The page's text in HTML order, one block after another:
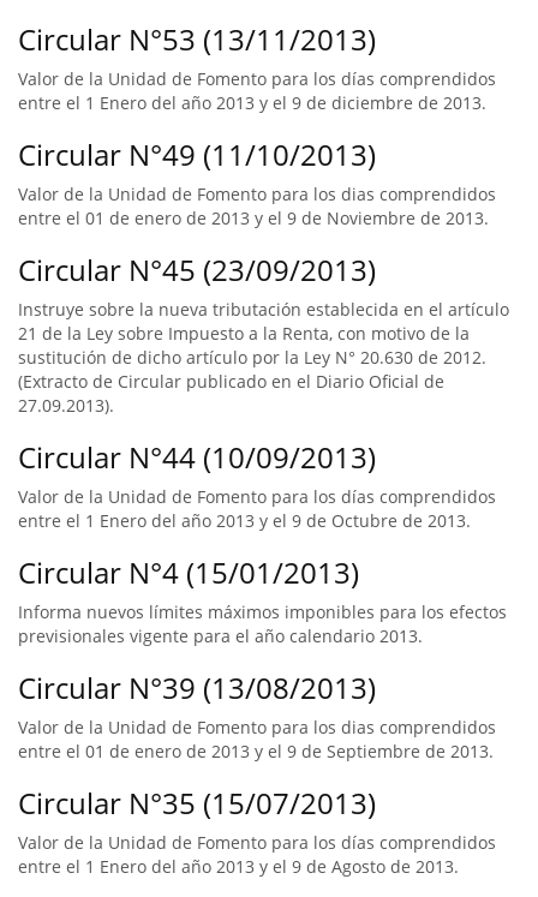
Circular N°53 (13/11/2013)
Valor de la Unidad de Fomento para los días comprendidos
entre el 1 Enero del año 2013 y el 9 de diciembre de 2013.
Circular N°49 (11/10/2013)
Valor de la Unidad de Fomento para los dias comprendidos
entre el 01 de enero de 2013 y el 9 de Noviembre de 2013.
Circular N°45 (23/09/2013)
Instruye sobre la nueva tributación establecida en el artículo
21 de la Ley sobre Impuesto a la Renta, con motivo de la
sustitución de dicho artículo por la Ley N° 20.630 de 2012.
(Extracto de Circular publicado en el Diario Oficial de
27.09.2013).
Circular N°44 (10/09/2013)
Valor de la Unidad de Fomento para los días comprendidos
entre el 1 Enero del año 2013 y el 9 de Octubre de 2013.
Circular N°4 (15/01/2013)
Informa nuevos límites máximos imponibles para los efectos
previsionales vigente para el año calendario 2013.
Circular N°39 (13/08/2013)
Valor de la Unidad de Fomento para los dias comprendidos
entre el 01 de enero de 2013 y el 9 de Septiembre de 2013.
Circular N°35 (15/07/2013)
Valor de la Unidad de Fomento para los días comprendidos
entre el 1 Enero del año 2013 y el 9 de Agosto de 2013.